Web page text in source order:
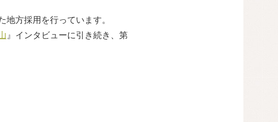
方採用を行っています。
』インタビューに引き続き、第